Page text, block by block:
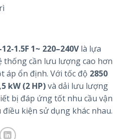
1.5F 1~ 220–240Vlà lựa
thống cần lưu lượng cao hơn
áp ổn định. Với tốc độ 2850
kW (2 HP)và dải lưu lượng
bị đáp ứng tốt nhu cầu vận
kiện sử dụng khác nhau.